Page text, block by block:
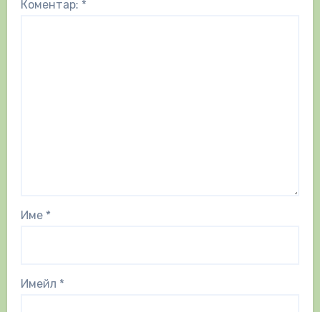
Коментар: *
Име *
Имейл *